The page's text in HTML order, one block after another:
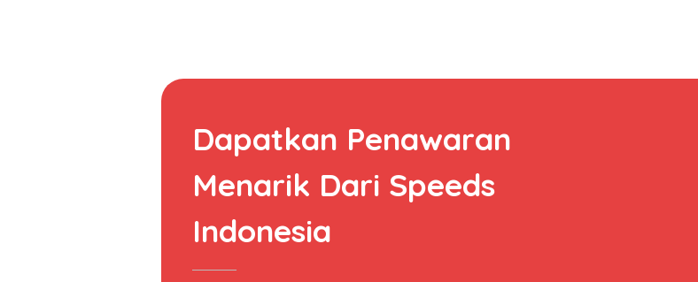
Dapatkan Penawaran
Menarik Dari Speeds
Indonesia